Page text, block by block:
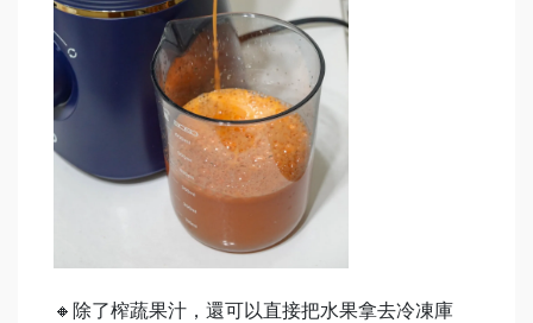
🔸除了榨蔬果汁，還可以直接把水果拿去冷凍庫